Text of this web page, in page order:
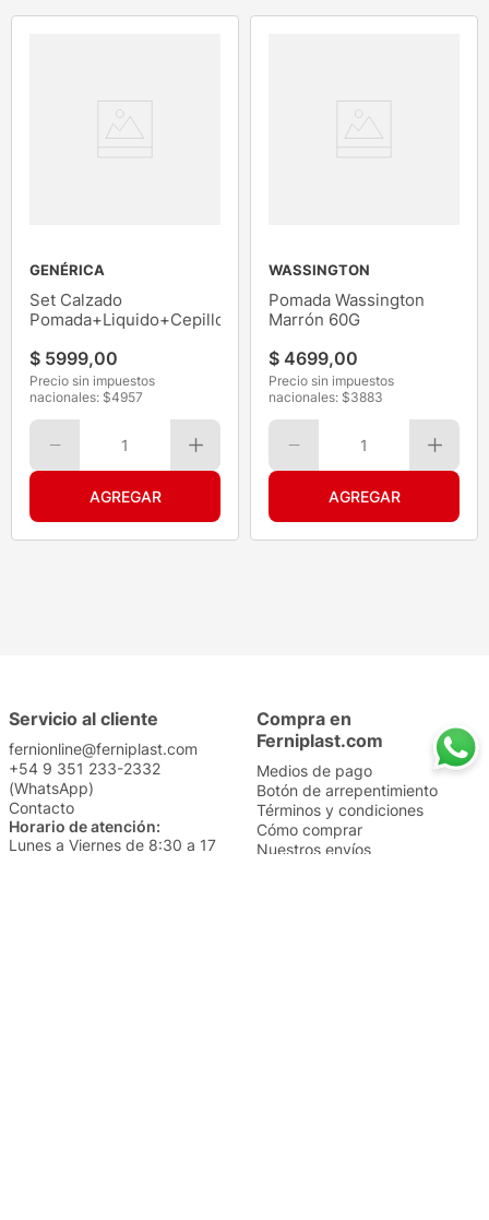
GENÉRICA
Set Calzado
Pomada+Liquido+Cepillo
$ 5999,00
Precio sin impuestos
nacionales: $4957
1
WASSINGTON
Pomada Wassington
Marrón 60G
$ 4699,00
Precio sin impuestos
nacionales: $3883
1
Servicio al cliente
fernionline@ferniplast.com
+54 9 351 233-2332
(WhatsApp)
Contacto
Horario de atención:
Lunes a Viernes de 8:30 a 17
Compra en
Ferniplast.com
Medios de pago
Botón de arrepentimiento
Términos y condiciones
Cómo comprar
Nuestros envíos